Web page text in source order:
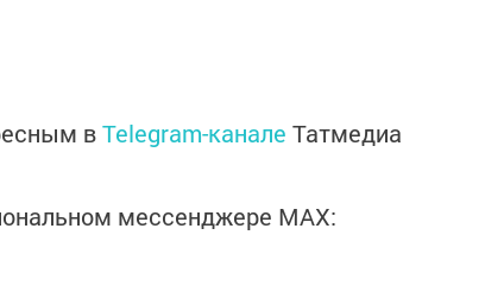
вTelegram-канале Татмедиа
мессенджере MАХ: